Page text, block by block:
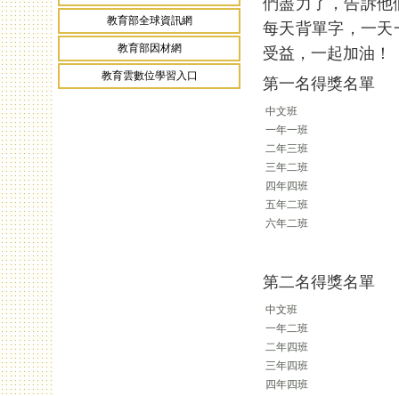
教育部全球資訊網
教育部因材網
教育雲數位學習入口
每天背單字，一
受益，一起加油！
第一名得獎名單
中文班
一年一班
二年三班
三年二班
四年四班
五年二班
六年二班
第二名得獎名單
中文班
一年二班
二年四班
三年四班
四年四班